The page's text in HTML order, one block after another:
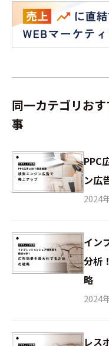
同一カテゴリお
事
PPC
ン広
2024
イン
分析
略
2024
レス